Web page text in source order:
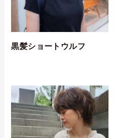
黒髪ショートウルフ